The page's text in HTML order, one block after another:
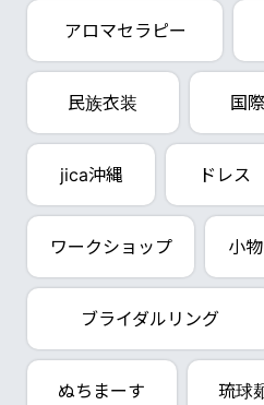
アロマセラピー
民族衣装 国
jica沖縄 ドレス
ワークショップ 小物
ブライダルリング
ぬちまーす 琉球